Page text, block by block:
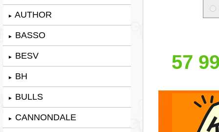
► AUTHOR
► BASSO
► BESV
► BH
► BULLS
► CANNONDALE
57